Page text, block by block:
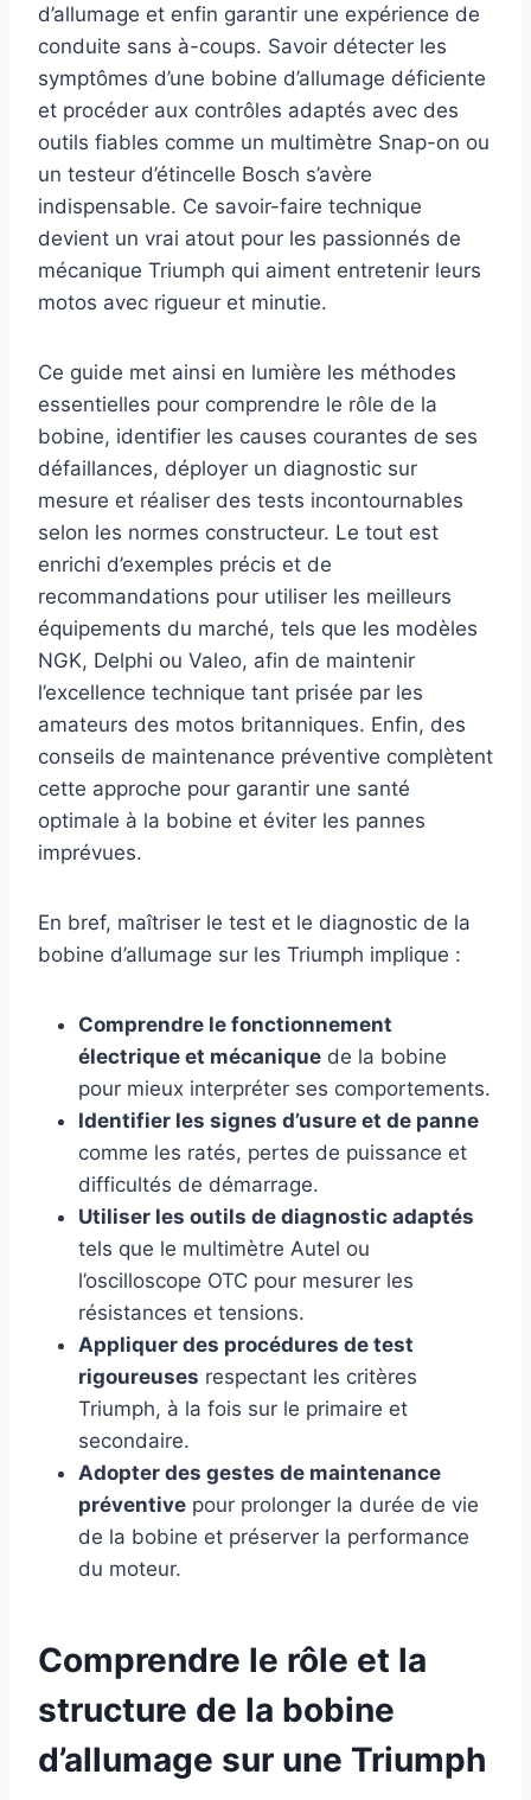
d’allumage et enfin garantir une expérience de
conduite sans à-coups. Savoir détecter les
symptômes d’une bobine d’allumage déficiente
et procéder aux contrôles adaptés avec des
outils fiables comme un multimètre Snap-on ou
un testeur d’étincelle Bosch s’avère
indispensable. Ce savoir-faire technique
devient un vrai atout pour les passionnés de
mécanique Triumph qui aiment entretenir leurs
motos avec rigueur et minutie.
Ce guide met ainsi en lumière les méthodes
essentielles pour comprendre le rôle de la
bobine, identifier les causes courantes de ses
défaillances, déployer un diagnostic sur
mesure et réaliser des tests incontournables
selon les normes constructeur. Le tout est
enrichi d’exemples précis et de
recommandations pour utiliser les meilleurs
équipements du marché, tels que les modèles
NGK, Delphi ou Valeo, afin de maintenir
l’excellence technique tant prisée par les
amateurs des motos britanniques. Enfin, des
conseils de maintenance préventive complètent
cette approche pour garantir une santé
optimale à la bobine et éviter les pannes
imprévues.
En bref, maîtriser le test et le diagnostic de la
bobine d’allumage sur les Triumph implique :
Comprendre le fonctionnement
électrique et mécanique de la bobine
pour mieux interpréter ses comportements.
Identifier les signes d’usure et de panne
comme les ratés, pertes de puissance et
difficultés de démarrage.
Utiliser les outils de diagnostic adaptés
tels que le multimètre Autel ou
l’oscilloscope OTC pour mesurer les
résistances et tensions.
Appliquer des procédures de test
rigoureuses respectant les critères
Triumph, à la fois sur le primaire et
secondaire.
Adopter des gestes de maintenance
préventive pour prolonger la durée de vie
de la bobine et préserver la performance
du moteur.
Comprendre le rôle et la
structure de la bobine
d’allumage sur une Triumph